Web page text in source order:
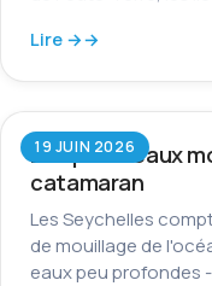
Lire →
19 JUIN 2026
Les plus beaux
catamaran
Les Seychelles
de mouillage de
eaux peu profondes